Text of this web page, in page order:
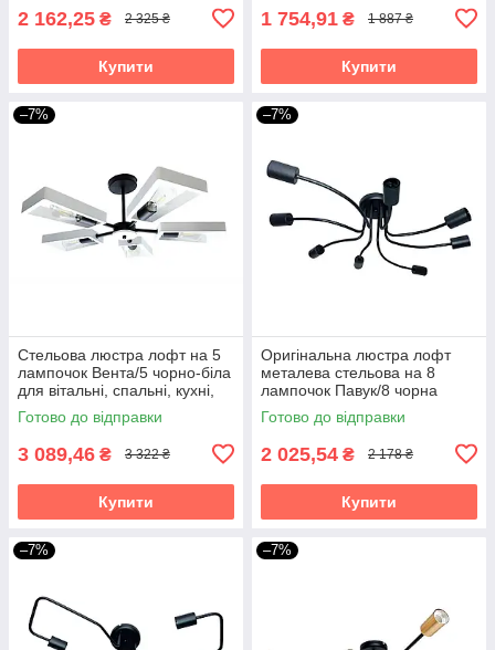
2 162,25 ₴ 2 325 ₴
Купити
1 754,91 ₴ 1 887 ₴
Купити
–7%
Стельова люстра лофт на 5
лампочок Вента/5 чорно-біла
для вітальні, спальні, кухні,
дитячої, кабінету
Готово до відправки
3 089,46 ₴ 3 322 ₴
Купити
–7%
Оригінальна люстра лофт
металева стельова на 8
лампочок Павук/8 чорна
Готово до відправки
2 025,54 ₴ 2 178 ₴
Купити
–7% –7%